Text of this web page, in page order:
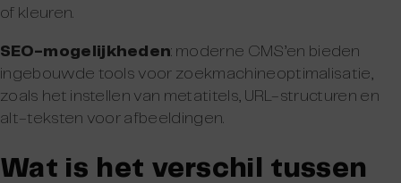
of kleuren.
SEO-mogelijkheden: moderne CMS’en bieden
ingebouwde tools voor zoekmachineoptimalisatie,
zoals het instellen van metatitels, URL-structuren en
alt-teksten voor afbeeldingen.
Wat is het verschil tussen